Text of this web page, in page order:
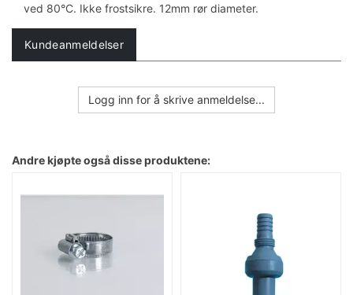
ved 80°C. Ikke frostsikre. 12mm rør diameter.
Kundeanmeldelser
Logg inn for å skrive anmeldelse...
Andre kjøpte også disse produktene: